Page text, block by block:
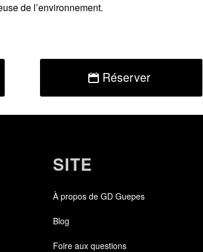
de l’environnement.
Réserver
SITE
À propos de GD Guepes
Blog
Foire aux questions